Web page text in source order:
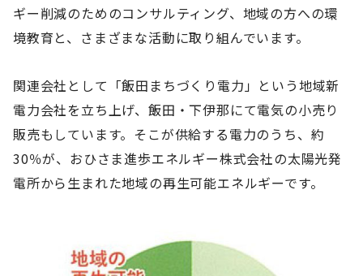
ギー削減のためのコンサルティング、地域の方への環
境教育と、さまざまな活動に取り組んでいます。
関連会社として「飯田まちづくり電力」という地域新
電力会社を立ち上げ、飯田・下伊那にて電気の小売り
販売もしています。そこが供給する電力のうち、約
30％が、おひさま進歩エネルギー株式会社の太陽光発
電所から生まれた地域の再生可能エネルギーです。